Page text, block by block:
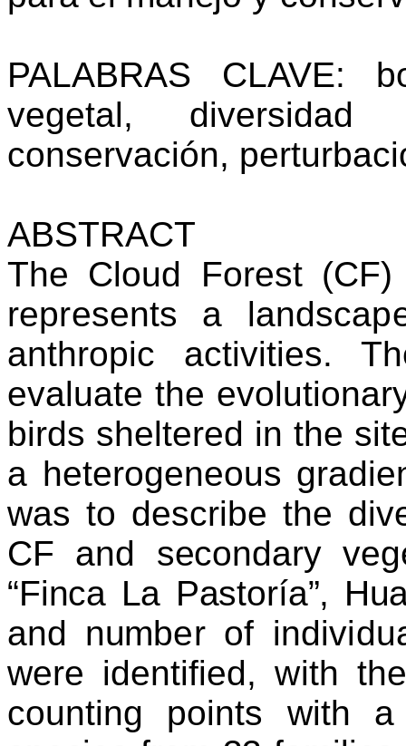
PALABRAS CLAVE:
vegetal,
conservación,
ABSTRACT
The Cloud Forest
represents a
anthropic activities.
evaluate the
birds sheltered in the
a heterogeneous
was to describe the
CF and secondary
“Finca La Pastoría”,
and number of
were identified, with
counting points with